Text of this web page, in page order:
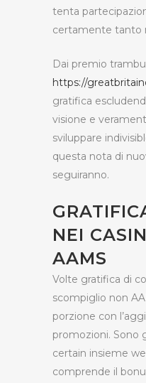
tenta
certamente tanto
Dai premio
https://
gratifica
visione e
sviluppare
questa nota di
seguiranno.
NEI
AAMS
Volte gratifica di
scompiglio non
porzione con
promozioni. Sono
certain insieme
comprende il